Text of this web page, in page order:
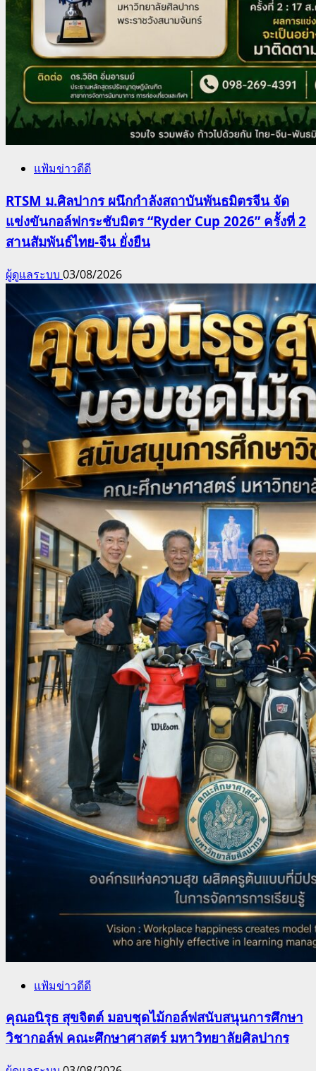
แฟ้มข่าวดีดี
RTSM ม.ศิลปากร ผนึกกำลังสถาบันพันธมิตรจีน จัด
แข่งขันกอล์ฟกระชับมิตร “Ryder Cup 2026” ครั้งที่ 2
สานสัมพันธ์ไทย-จีน ยั่งยืน
ผู้ดูแลระบบ 03/08/2026
แฟ้มข่าวดีดี
คุณอนิรุธ สุขจิตต์ มอบชุดไม้กอล์ฟสนับสนุนการศึกษา
วิชากอล์ฟ คณะศึกษาศาสตร์ มหาวิทยาลัยศิลปากร